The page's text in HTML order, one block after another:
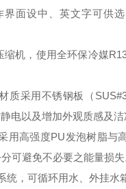
界面设中、英文字可供
缩机，使用全环保冷媒
质采用不锈钢板（
电以及增加外观质感及洁
用高强度PU发泡树脂与
可避免不必要之能量损失
统，可循环用水、外挂水